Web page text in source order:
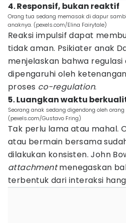
4. Responsif, bukan reaktif
Orang tua sedang memasak di dapur
anaknya. (pexels.com/Elina Fairytale)
Reaksi impulsif dapat
tidak aman. Psikiater anak
menjelaskan bahwa regulasi
dipengaruhi oleh
proses co-regulation.
5. Luangkan waktu
Seorang anak sedang digendong oleh
(pexels.com/Gustavo Fring)
Tak perlu lama atau mahal.
atau bermain bersama
dilakukan konsisten. John
attachmentmenegaskan
terbentuk dari interaksi